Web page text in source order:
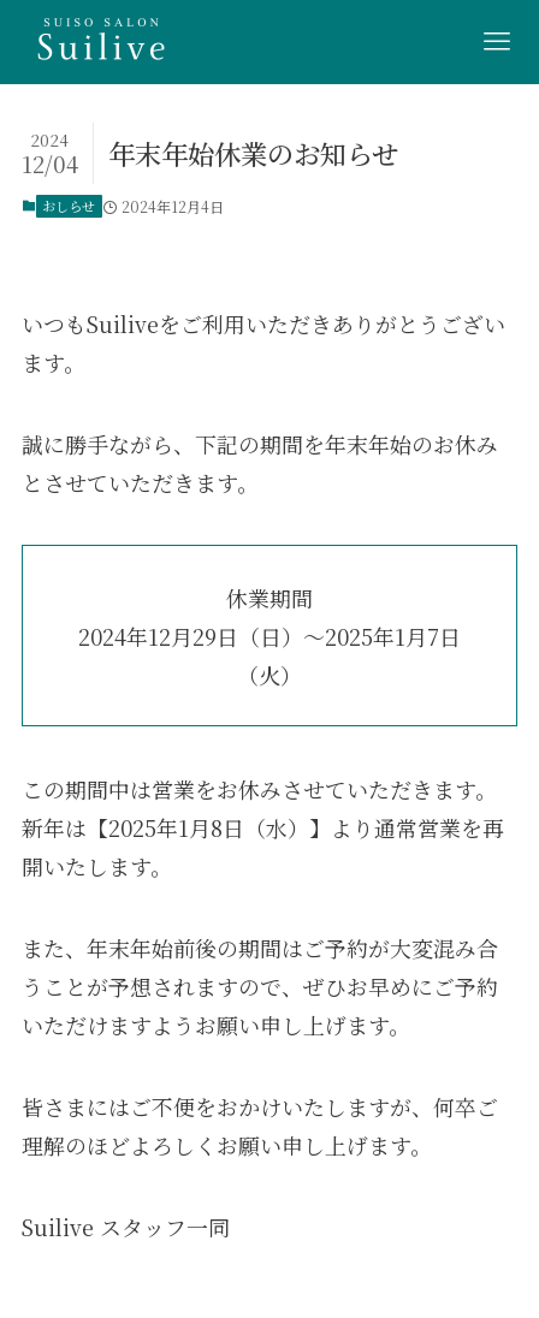
年末年始休業のお知らせ
2024
12/04
おしらせ 2024年12月4日
いつもSuiliveをご利用いただきありがとうござい
ます。
誠に勝手ながら、下記の期間を年末年始のお休み
とさせていただきます。
休業期間
2024年12月29日（日）～2025年1月7日
（火）
この期間中は営業をお休みさせていただきます。
新年は【2025年1月8日（水）】より通常営業を再
開いたします。
また、年末年始前後の期間はご予約が大変混み合
うことが予想されますので、ぜひお早めにご予約
いただけますようお願い申し上げます。
皆さまにはご不便をおかけいたしますが、何卒ご
理解のほどよろしくお願い申し上げます。
Suilive スタッフ一同